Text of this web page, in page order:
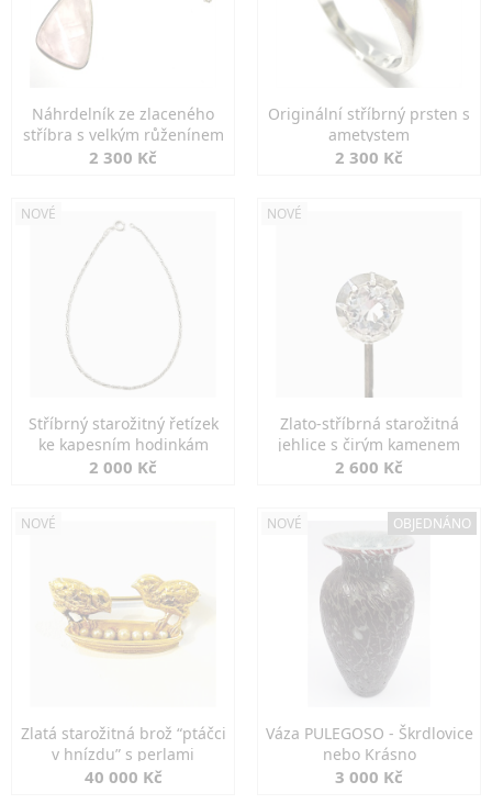
Náhrdelník ze zlaceného
stříbra s velkým růženínem
2 300 Kč
Originální stříbrný prsten s
ametystem
2 300 Kč
NOVÉ
Stříbrný starožitný řetízek
ke kapesním hodinkám
2 000 Kč
NOVÉ
Zlato-stříbrná starožitná
jehlice s čirým kamenem
2 600 Kč
NOVÉ
Zlatá starožitná brož “ptáčci
v hnízdu” s perlami
40 000 Kč
NOVÉ OBJEDNÁNO
Váza PULEGOSO - Škrdlovice
nebo Krásno
3 000 Kč